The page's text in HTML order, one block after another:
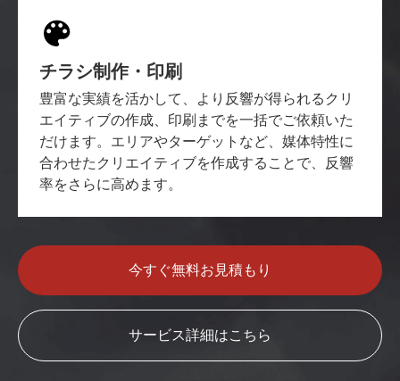
チラシ制作・印刷
豊富な実績を活かして、より反響が得られるクリ
エイティブの作成、印刷までを一括でご依頼いた
だけます。エリアやターゲットなど、媒体特性に
合わせたクリエイティブを作成することで、反響
率をさらに高めます。
今すぐ無料お見積もり
サービス詳細はこちら